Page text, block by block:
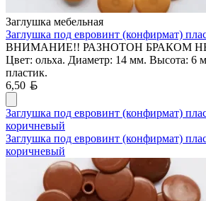
Заглушка мебельная
Заглушка под евровинт (конфирмат)
ВНИМАНИЕ!! РАЗНОТОН БРАКОМ
Цвет: ольха. Диаметр: 14 мм. Высота: 6
пластик.
6,50
Заглушка под евровинт (конфирмат)
коричневый
Заглушка под евровинт (конфирмат)
коричневый